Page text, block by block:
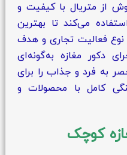
از متریال با کیفیت و
می‌کند تا بهترین
نوع فعالیت تجاری و هدف
دکور مغازه به‌گونه‌ای
به فرد و جذاب را برای
کامل با محصولات و
کوچک